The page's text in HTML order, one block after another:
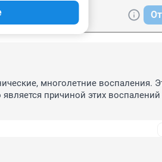
многолетние воспаления.
причиной этих воспалений